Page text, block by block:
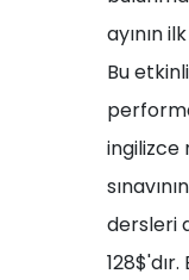
ayının
Bu
ingilizce
dersleri